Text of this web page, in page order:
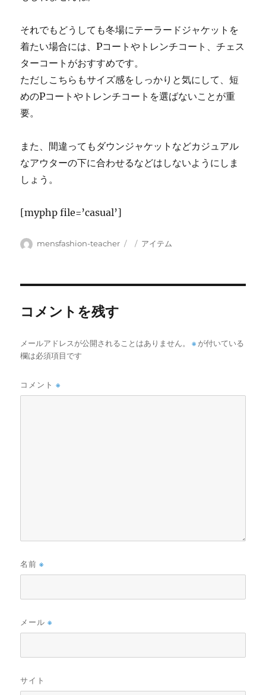
それでもどうしても冬場にテーラードジャケットを
着たい場合には、Pコートやトレンチコート、チェス
ターコートがおすすめです。
ただしこちらもサイズ感をしっかりと気にして、短
めのPコートやトレンチコートを選ばないことが重
要。
また、間違ってもダウンジャケットなどカジュアル
なアウターの下に合わせるなどはしないようにしま
しょう。
[myphp file=’casual’]
投
mensfashion-teacher
投 カ
アイテム
コメントを残す
メールアドレスが公開されることはありません。 ※ が付いている
欄は必須項目です
コメント※
名前※
メール※
サイト